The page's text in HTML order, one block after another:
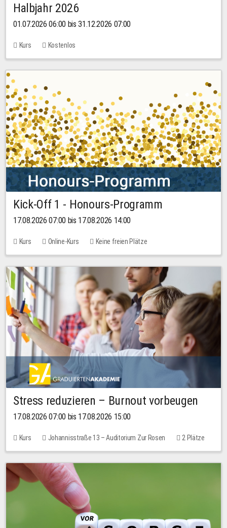
Halbjahr 2026
01.07.2026 06:00 bis 31.12.2026 07:00
Kurs Kostenlos
Kick-Off 1 - Honours-Programm
17.08.2026 07:00 bis 17.08.2026 14:00
Kurs Online-Kurs Keine freien Plätze
Stress reduzieren – Burnout vorbeugen
17.08.2026 07:00 bis 17.08.2026 15:00
Kurs Johannisstraße 13 – Auditorium Zur Rosen
2 Plätze
10,00 EUR